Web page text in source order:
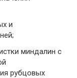
и
миндалин с
рубцовых